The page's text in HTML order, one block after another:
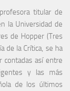
titular de
la Universidad de
de Hopper (Tres
de la Crítica, se ha
contadas así entre
y las más
de los últimos